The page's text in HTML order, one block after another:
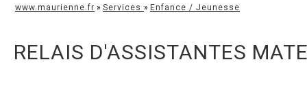
www.maurienne.fr » Services » Enfance / Jeunesse
RELAIS D'ASSISTANTES